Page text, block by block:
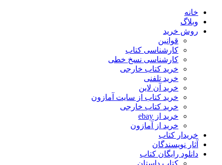
خانه
وبلاگ
روش خرید
قوانین
کارشناسی کتاب
کارشناسی نسخ خطی
خرید کتاب خارجی
خرید تلفنی
خرید آن لاین
خرید کتاب از سایت آمازون
خرید کتاب خارجی
خرید از ebay
خرید از آمازون
خریدار کتاب
آثار نویسندگان
دانلود رایگان کتاب